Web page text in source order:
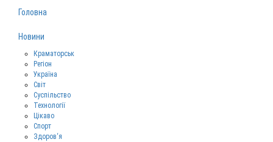
Головна
Новини
Краматорськ
Регіон
Україна
Світ
Суспільство
Технології
Цікаво
Спорт
Здоров‘я